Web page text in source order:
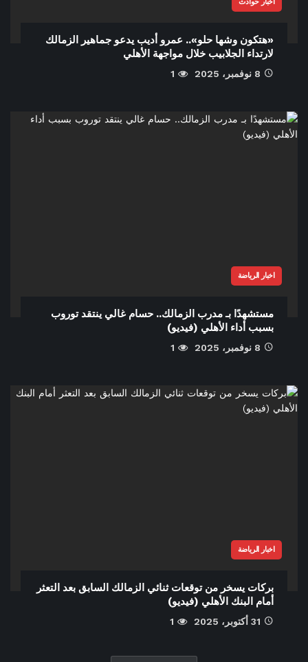
«هتكون وشها حلو».. عمرو أديب يدعو جماهير الزمالك
لارتداء الجلابيب خلال مواجهة الأهلي
8 نوفمبر، 2025 1
اخبار الرياضة
مستشهدًا بـ مدرب الزمالك.. حسام غالي ينتقد توروب
بسبب أداء الأهلي (فيديو)
8 نوفمبر، 2025 1
اخبار الرياضة
بركات يسخر من توقعات ثنائي الزمالك السابق بعد التعثر
أمام البنك الأهلي (فيديو)
31 أكتوبر، 2025 1